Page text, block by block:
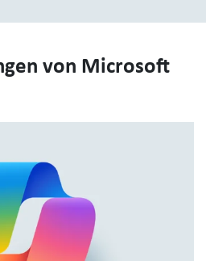
von Microsoft